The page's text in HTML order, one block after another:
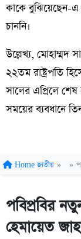
কাকে বুঝিয়েছেন-এ
চাননি।
উল্লেখ্য, মোহাম্মদ
২২তম রাষ্ট্রপতি
সালের এপ্রিলে শেষ
সময়ের ব্যবধানে
Home জাতীয় » »
পবিপ্রবির
হেমায়েত